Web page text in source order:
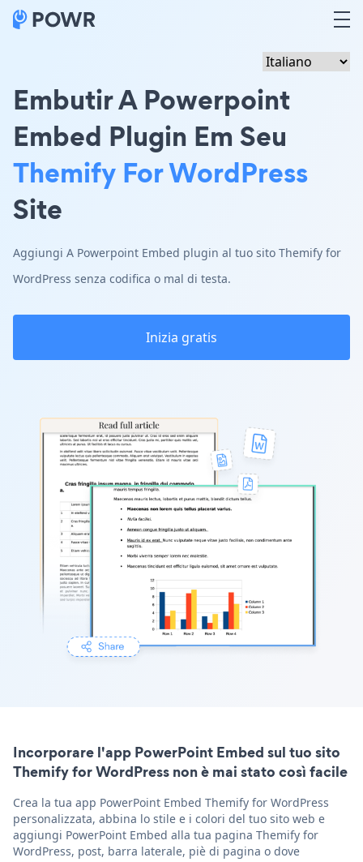
Embutir A Powerpoint
Embed Plugin Em Seu
Themify For WordPress
Site
Aggiungi A Powerpoint Embed plugin al tuo sito Themify for
WordPress senza codifica o mal di testa.
Inizia gratis
Incorporare l'app PowerPoint Embed sul tuo sito
Themify for WordPress non è mai stato così facile
Crea la tua app PowerPoint Embed Themify for WordPress
personalizzata, abbina lo stile e i colori del tuo sito web e
aggiungi PowerPoint Embed alla tua pagina Themify for
WordPress, post, barra laterale, piè di pagina o dove